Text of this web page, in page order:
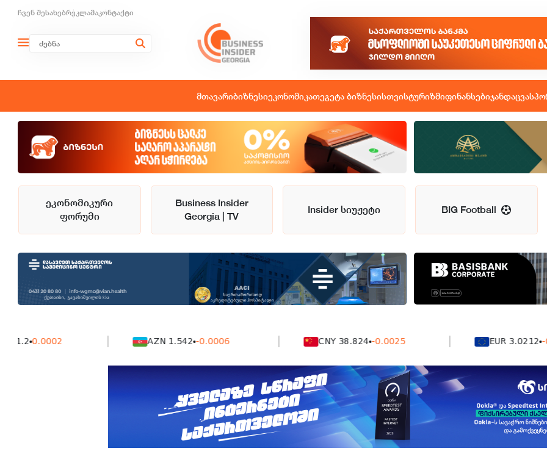
ჩვენ შესახებრეკლამაკონტაქტი
მთავარიბიზნესიეკონომიკათეგეტა ბიზნესისთვისტურიზმიფინანსებიჯანდაცვა
ეკონომიკური
ფორუმი
Business Insider
Georgia | TV
Insider სიუჟეტი BIG Football
0.0002 AZN 1.542 -0.0006 CNY 38.824 -0.0025 EUR 3.0212 -